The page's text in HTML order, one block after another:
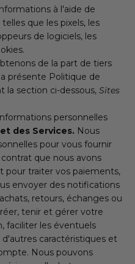
à l'aide de
que les pixels, les
de logiciels, les
de la part de tiers
présente Politique de
la section ci-dessous, Sites
personnelles
des Services. Nous
pour vous fournir
que nous avons
pour traiter vos paiements,
envoyer des notifications
retours, échanges ou
tenir et gérer votre
faciliter les éventuels
caractéristiques et
Nous pouvons